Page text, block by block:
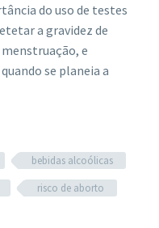
do uso de testes
a gravidez de
e
se planeia a
bebidas alcoólicas
risco de aborto